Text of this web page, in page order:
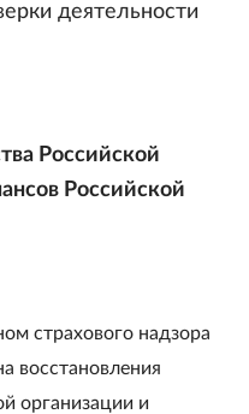
деятельности
Российской
Российской
страхового надзора
восстановления
организации и